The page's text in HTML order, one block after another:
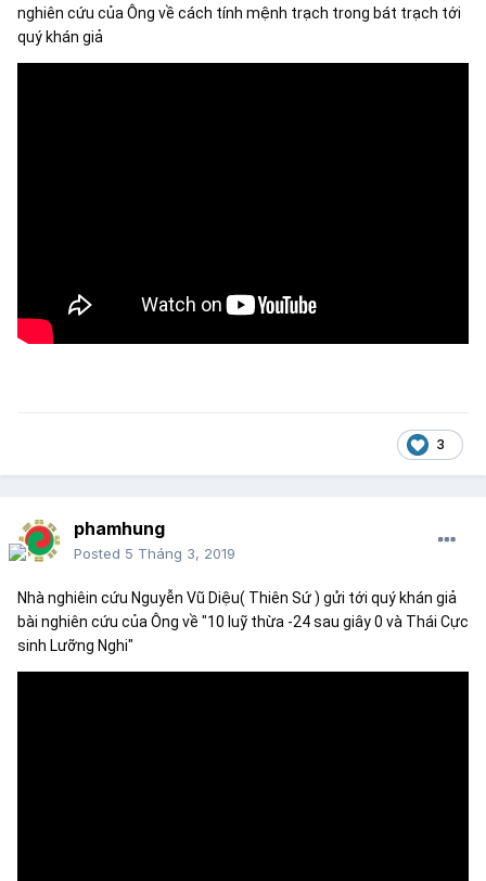
nghiên cứu của Ông về cách tính mệnh trạch trong bát trạch tới
quý khán giả
3
phamhung
Posted 5 Tháng 3, 2019
Nhà nghiêin cứu Nguyễn Vũ Diệu( Thiên Sứ ) gửi tới quý khán giả
bài nghiên cứu của Ông về "10 luỹ thừa -24 sau giây 0 và Thái Cực
sinh Lưỡng Nghi"